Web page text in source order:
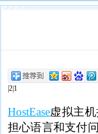
|2|1
HostEase虚拟主
担心语言和支付